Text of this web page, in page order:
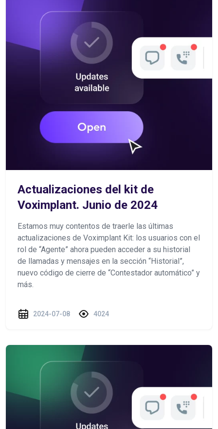
Actualizaciones del kit de
Voximplant. Junio de 2024
Estamos muy contentos de traerle las últimas
actualizaciones de Voximplant Kit: los usuarios con el
rol de “Agente” ahora pueden acceder a su historial
de llamadas y mensajes en la sección “Historial”,
nuevo código de cierre de “Contestador automático” y
más.
2024-07-08 4024